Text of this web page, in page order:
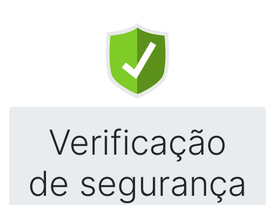
Verificação
de segurança